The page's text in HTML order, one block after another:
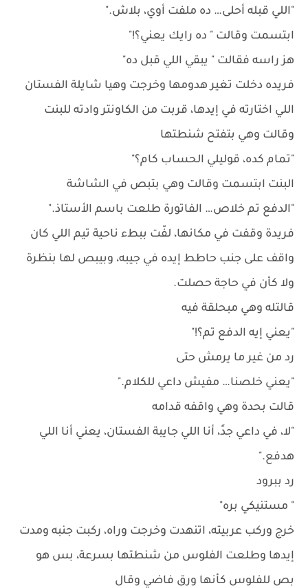
"اللي قبله أحلى… ده ملفت أوي، بلاش."
ابتسمت وقالت " ده رايك يعني؟!"
هز راسه فقالت " يبقي اللي قبل ده"
فريده دخلت تغير هدومها وخرجت وهيا شايلة الفستان
اللي اختارته في إيدها، قربت من الكاونتر وادته للبنت
وقالت وهي بتفتح شنطتها
"تمام كده، قوليلي الحساب كام؟"
البنت ابتسمت وقالت وهي بتبص في الشاشة
"الدفع تم خلاص… الفاتورة طلعت باسم الأستاذ."
فريدة وقفت في مكانها، لفّت ببطء ناحية تيم اللي كان
واقف على جنب حاطط إيده في جيبه، وبيبص لها بنظرة
ولا كأن في حاجة حصلت.
قالتله وهي مبحلقة فيه
"يعني إيه الدفع تم؟!"
رد من غير ما يرمش حتى
"يعني خلصنا… مفيش داعي للكلام."
قالت بحدة وهي واقفه قدامه
"لا، في داعي جدً، أنا اللي جايبة الفستان، يعني أنا اللي
هدفع."
رد ببرود
" مستنيكي بره"
خرج وركب عربيته، اتنهدت وخرجت وراه، ركبت جنبه ومدت
إيدها وطلعت الفلوس من شنطتها بسرعة، بس هو
بص للفلوس كأنها ورق فاضي وقال